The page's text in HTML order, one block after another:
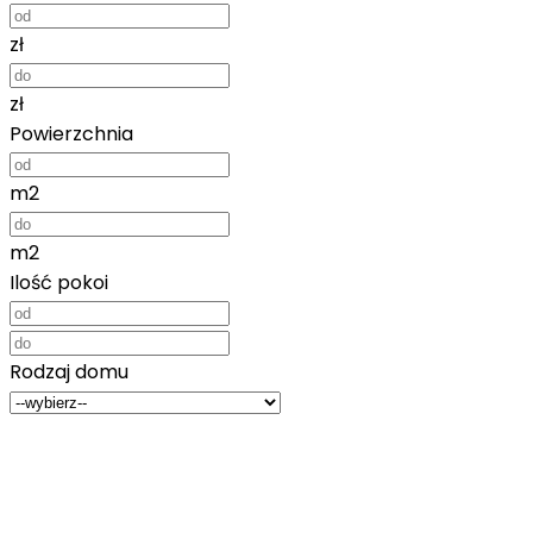
zł
zł
Powierzchnia
m2
m2
Ilość pokoi
Rodzaj domu